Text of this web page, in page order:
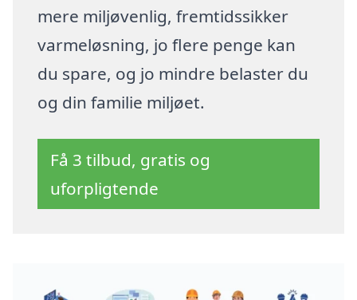
mere miljøvenlig, fremtidssikker
varmeløsning, jo flere penge kan
du spare, og jo mindre belaster du
og din familie miljøet.
Få 3 tilbud, gratis og
uforpligtende